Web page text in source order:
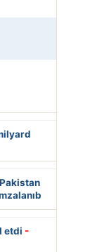
etdi -